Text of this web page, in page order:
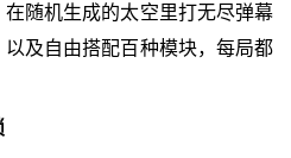
随机生成的太空里打无尽弹幕
及自由搭配百种模块，每局都